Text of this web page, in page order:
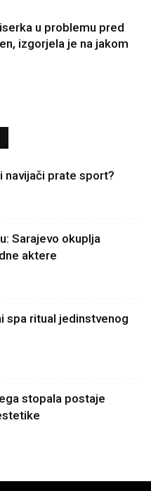
u problemu pred
izgorjela je na jakom
navijači prate sport?
Sarajevo okuplja
aktere
spa ritual jedinstvenog
stopala postaje